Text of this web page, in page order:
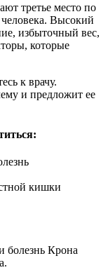
третье место по
человека. Высокий
избыточный вес,
которые
к врачу.
и предложит ее
кишки
болезнь Крона